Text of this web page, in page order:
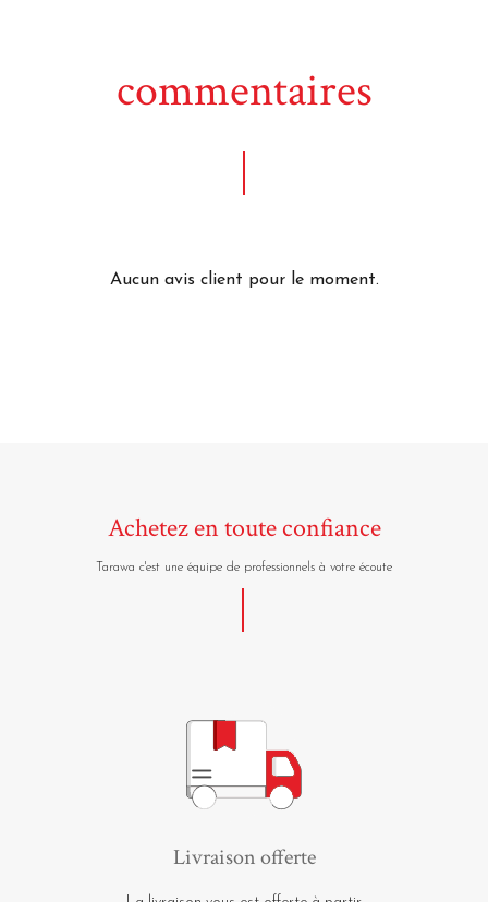
commentaires
Aucun avis client pour le moment.
Achetez en toute confiance
Tarawa c'est une équipe de professionnels à votre écoute
Livraison offerte